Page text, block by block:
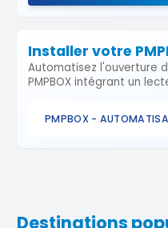
Installer votre
Automatisez l'ouverture
PMPBOX intégrant un
PMPBOX -
Destinations